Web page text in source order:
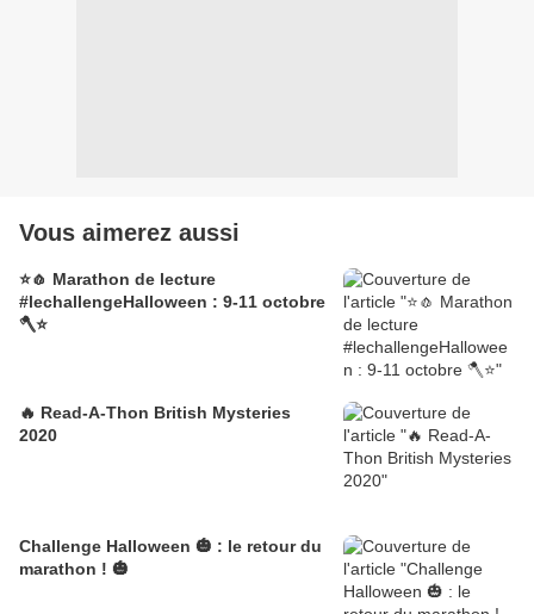
Vous aimerez aussi
⭐🧄 Marathon de lecture
#lechallengeHalloween : 9-11 octobre
🪓⭐
🔥 Read-A-Thon British Mysteries
2020
Challenge Halloween 🎃 : le retour du
marathon ! 🎃